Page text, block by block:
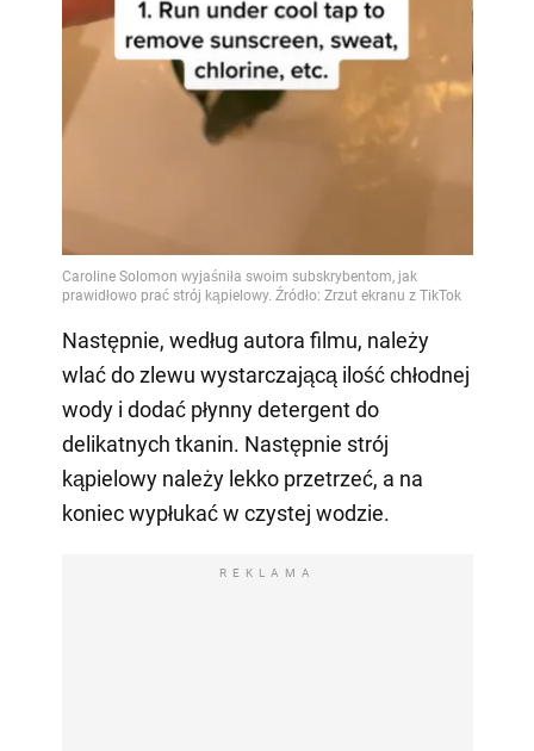
Video
Następnie, według autora filmu, należy
wlać do zlewu wystarczającą ilość chłodnej
wody i dodać płynny detergent do
delikatnych tkanin. Następnie strój
kąpielowy należy lekko przetrzeć, a na
koniec wypłukać w czystej wodzie.
REKLAMA